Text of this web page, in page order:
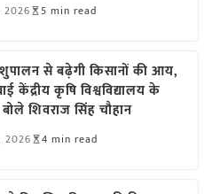
2026 5 min read
से बढ़ेगी किसानों की आय,
केंद्रीय कृषि विश्वविद्यालय के
शिवराज सिंह चौहान
2026 4 min read